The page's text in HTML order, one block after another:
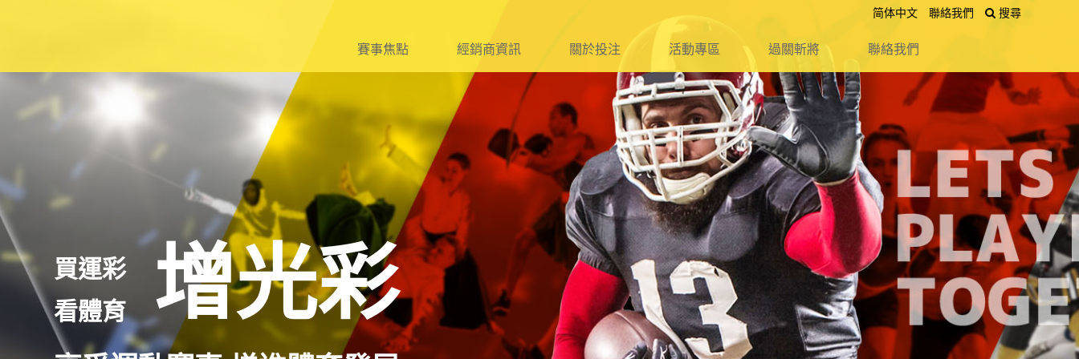
送出
简体中文 聯絡我們 搜尋
賽事焦點
網球
其它
經銷商資訊
資格及報名作業
簽約、遞補
管理及銷售規定
查核及違規處理
附則及附件
法令宣傳
關於投注 活動專區 過關斬將 聯絡我們
買運彩
看體育
增光彩